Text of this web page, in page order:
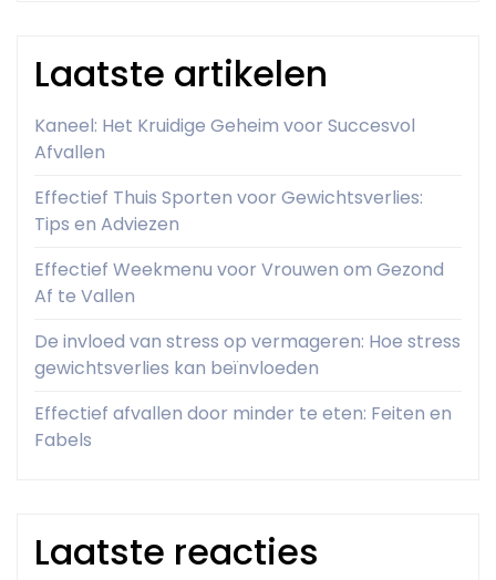
Laatste artikelen
Kaneel: Het Kruidige Geheim voor Succesvol
Afvallen
Effectief Thuis Sporten voor Gewichtsverlies:
Tips en Adviezen
Effectief Weekmenu voor Vrouwen om Gezond
Af te Vallen
De invloed van stress op vermageren: Hoe stress
gewichtsverlies kan beïnvloeden
Effectief afvallen door minder te eten: Feiten en
Fabels
Laatste reacties